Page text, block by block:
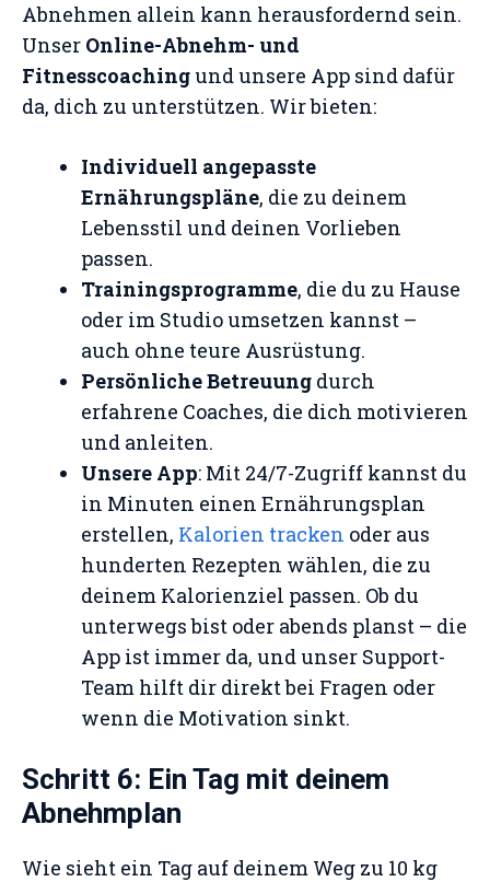
Abnehmen allein kann herausfordernd sein.
Unser Online-Abnehm- und
Fitnesscoachingund unsere App sind dafür
da, dich zu unterstützen. Wir bieten:
Individuell angepasste
Ernährungspläne, die zu deinem
Lebensstil und deinen Vorlieben
passen.
Trainingsprogramme, die du zu Hause
oder im Studio umsetzen kannst –
auch ohne teure Ausrüstung.
Persönliche Betreuung durch
erfahrene Coaches, die dich motivieren
und anleiten.
Unsere App: Mit 24/7-Zugriff kannst du
in Minuten einen Ernährungsplan
erstellen, Kalorien tracken oder aus
hunderten Rezepten wählen, die zu
deinem Kalorienziel passen. Ob du
unterwegs bist oder abends planst – die
App ist immer da, und unser Support-
Team hilft dir direkt bei Fragen oder
wenn die Motivation sinkt.
Schritt 6: Ein Tag mit deinem
Abnehmplan
Wie sieht ein Tag auf deinem Weg zu 10 kg